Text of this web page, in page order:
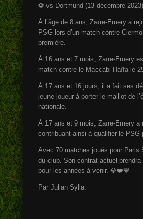
⚽️ vs Dortmund (13 décembre 2023)
À l’âge de 8 ans, Zaïre-Emery a
PSG lors d’un match contre
première.
À 16 ans et 7 mois, Zaïre-Emery
match contre le Maccabi Haïfa le
À 17 ans et 16 jours, il a fait ses
jeune joueur à porter le maillot de
nationale.
À 17 ans et 9 mois, Zaïre-Emery a
contribuant ainsi à qualifier le
Avec 70 matches joués pour Paris
du club. Son contrat actuel
pour les années à venir. 💎❤️💙
Par Julian Sylla.